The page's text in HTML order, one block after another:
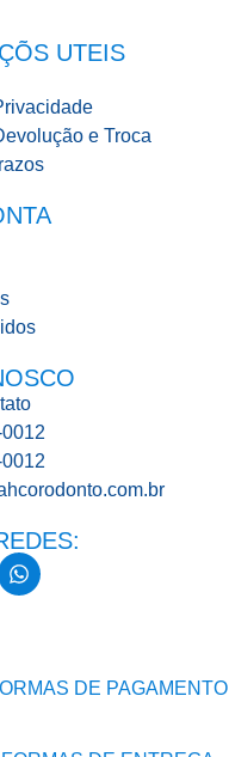
UTEIS
e Troca
DE PAGAMENTO